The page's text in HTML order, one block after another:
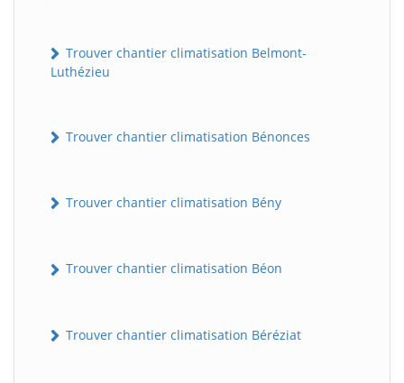
Trouver chantier climatisation Belmont-
Luthézieu
Trouver chantier climatisation Bénonces
Trouver chantier climatisation Bény
Trouver chantier climatisation Béon
Trouver chantier climatisation Béréziat